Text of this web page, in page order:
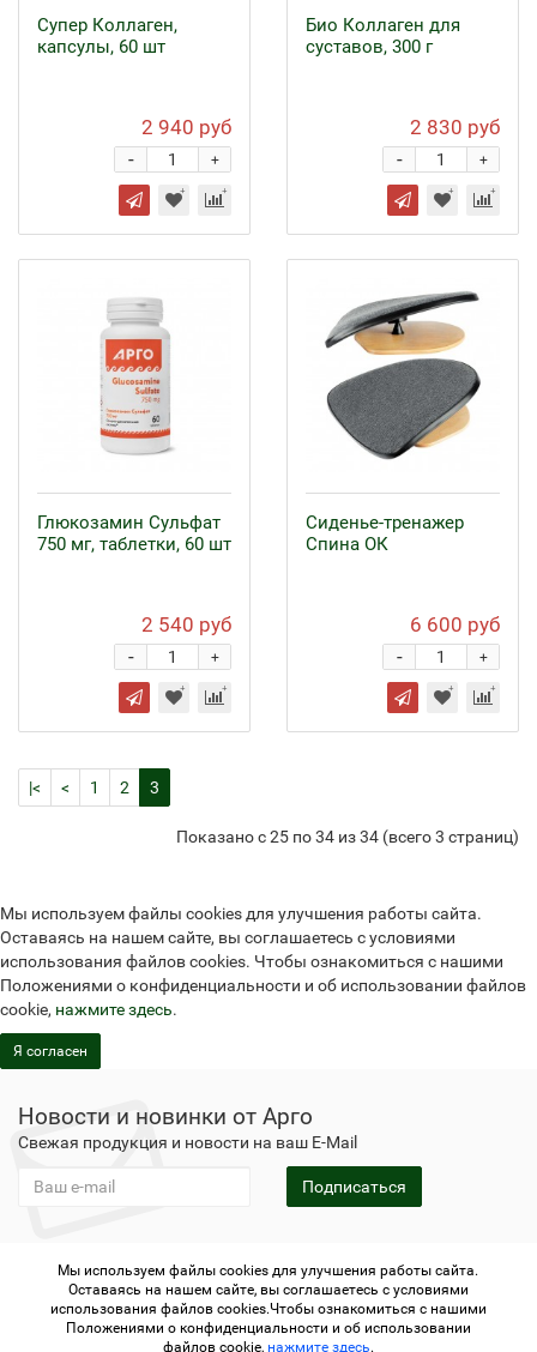
Супер Коллаген,
капсулы, 60 шт
2 940 руб
+
-
Био Коллаген для
суставов, 300 г
2 830 руб
+
-
Глюкозамин Сульфат
750 мг, таблетки, 60 шт
2 540 руб
+
-
Сиденье-тренажер
Спина ОК
6 600 руб
+
-
|< < 1 2 3
Показано с 25 по 34 из 34 (всего 3 страниц)
Мы используем файлы cookies для улучшения работы сайта.
Оставаясь на нашем сайте, вы соглашаетесь с условиями
использования файлов cookies. Чтобы ознакомиться с нашими
Положениями о конфиденциальности и об использовании файлов
cookie, нажмите здесь.
Я согласен
Новости и новинки от Арго
Свежая продукция и новости на ваш E-Mail
Подписаться
Не является публичной офертой
Политика
конфиденциальности
Не является публичной офертой
Политика конфиденциальности
Регистрация в Арго
Мы используем файлы cookies для улучшения работы сайта.
Оставаясь на нашем сайте, вы соглашаетесь с условиями
использования файлов cookies.Чтобы ознакомиться с нашими
Положениями о конфиденциальности и об использовании
файлов cookie, нажмите здесь.